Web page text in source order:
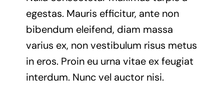
egestas. Mauris efficitur, ante non
bibendum eleifend, diam massa
varius ex, non vestibulum risus metus
in eros. Proin eu urna vitae ex feugiat
interdum. Nunc vel auctor nisi.